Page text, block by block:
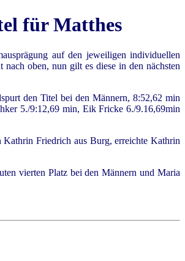
für Matthes
auf den jeweiligen individuellen
oben, nun gilt es diese in den nächsten
den Titel bei den Männern, 8:52,62 min
5./9:12,69 min, Eik Fricke 6./9.16,69min
Friedrich aus Burg, erreichte Kathrin
vierten Platz bei den Männern und Maria